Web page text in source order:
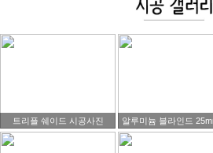
트리플 쉐이드 시공사진